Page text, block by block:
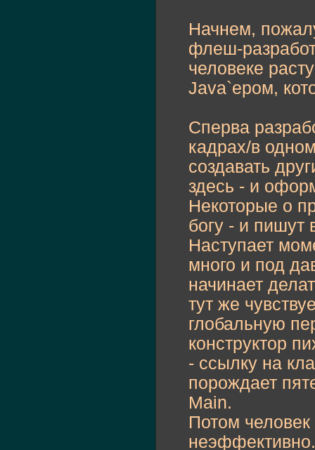
Начнем,
флеш-
человеке
Java`ером,
Сперва
кадрах/в
создавать
здесь - и
Некоторые о
богу - и пишут
Наступает
много и под
начинает
тут же
глобальную
конструктор
- ссылку на
порождает
Main.
Потом человек